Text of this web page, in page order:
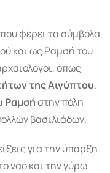
φέρει τα σύμβολα
και ως Ραμσή του
όπως
της Αιγύπτου.
Ραμσήστην πόλη
βασιλιάδων.
για την ύπαρξη
ναό και την γύρω